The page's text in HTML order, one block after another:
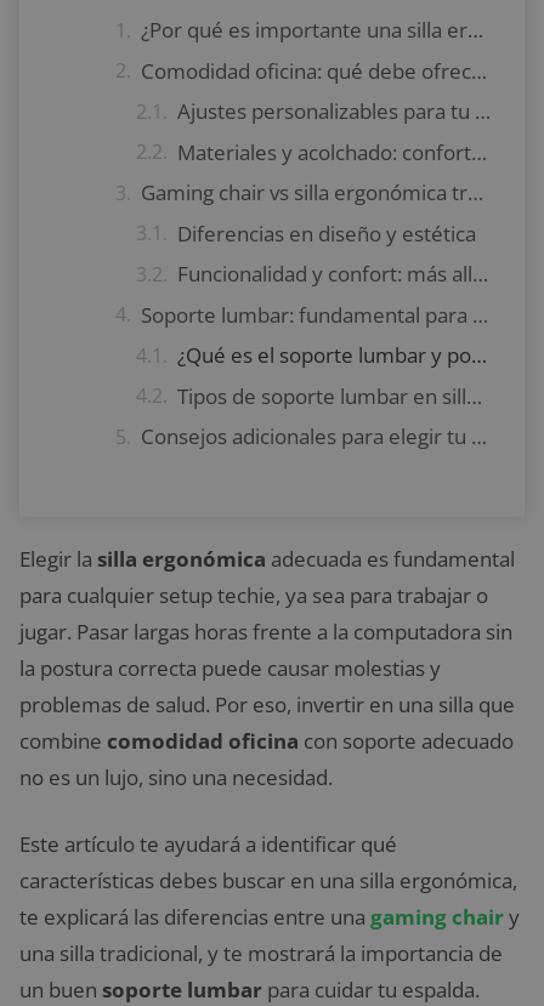
¿Por qué es importante una silla ergonómica?
Comodidad oficina: qué debe ofrecer tu silla ergonómica
Ajustes personalizables para tu postura
Materiales y acolchado: confort prolongado
Gaming chair vs silla ergonómica tradicional: ¿qué elegir?
Diferencias en diseño y estética
Funcionalidad y confort: más allá de la apariencia
Soporte lumbar: fundamental para cuidar tu espalda
¿Qué es el soporte lumbar y por qué es importante?
Tipos de soporte lumbar en sillas ergonómicas
Consejos adicionales para elegir tu silla ergonómica techie
Elegir la silla ergonómica adecuada es fundamental
para cualquier setup techie, ya sea para trabajar o
jugar. Pasar largas horas frente a la computadora sin
la postura correcta puede causar molestias y
problemas de salud. Por eso, invertir en una silla que
combine comodidad oficina con soporte adecuado
no es un lujo, sino una necesidad.
Este artículo te ayudará a identificar qué
características debes buscar en una silla ergonómica,
te explicará las diferencias entre una gaming chairy
una silla tradicional, y te mostrará la importancia de
un buen soporte lumbar para cuidar tu espalda.